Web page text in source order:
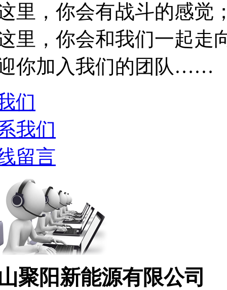
里，你会有战斗的感觉
里，你会和我们一起走
你加入我们的团队……
们
我们
留言
聚阳新能源有限公司